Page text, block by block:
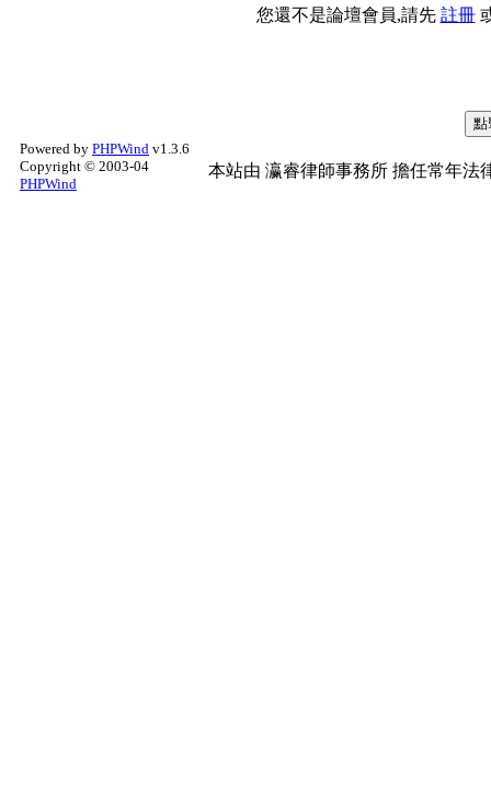
您還不是論壇會員,請先 註冊
Powered by PHPWind v1.3.6
Copyright © 2003-04
PHPWind
本站由 瀛睿律師事務所 擔任常年法